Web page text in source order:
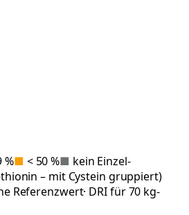
%■ < 50 %■ kein Einzel-
– mit Cystein gruppiert)
Referenzwert· DRI für 70 kg-